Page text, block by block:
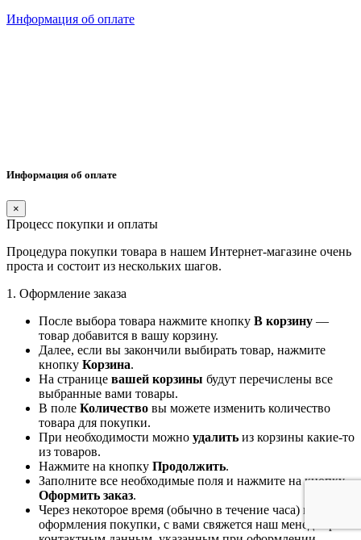
Информация об оплате
Информация об оплате
×
Процесс покупки и оплаты
Процедура покупки товара в нашем Интернет-магазине очень
проста и состоит из нескольких шагов.
1. Оформление заказа
После выбора товара нажмите кнопку В корзину —
товар добавится в вашу корзину.
Далее, если вы закончили выбирать товар, нажмите
кнопку Корзина.
На странице вашей корзины будут перечислены все
выбранные вами товары.
В поле Количество вы можете изменить количество
товара для покупки.
При необходимости можно удалить из корзины какие-то
из товаров.
Нажмите на кнопку Продолжить.
Заполните все необходимые поля и нажмите на кнопку
Оформить заказ.
Через некоторое время (обычно в течение часа) после
оформления покупки, с вами свяжется наш менеджер по